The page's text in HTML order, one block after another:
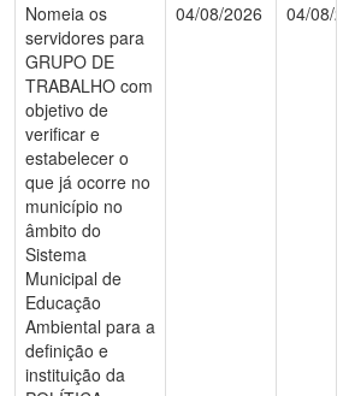
Nomeia os
servidores para
GRUPO DE
TRABALHO com
objetivo de
verificar e
estabelecer o
que já ocorre no
município no
âmbito do
Sistema
Municipal de
Educação
Ambiental para a
definição e
instituição da
04/08/2026 04/08/